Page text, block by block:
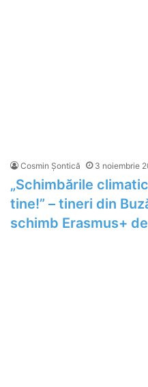
Cosmin Șontică 3 noiembrie
„Schimbările
tine!” – tineri din
schimb Erasmus+